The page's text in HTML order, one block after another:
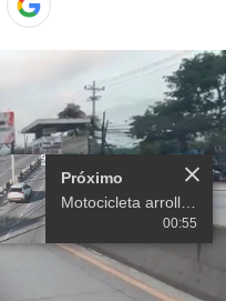
Próximo
Motocicleta arrolla a mujer en el bulevar del norte en SPS
00:55